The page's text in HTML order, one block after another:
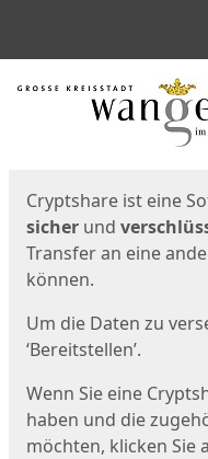
Start
Cryptshare ist eine
sicher und
Transfer an eine
können.
Um die Daten zu
‘Bereitstellen’.
Wenn Sie eine
haben und die
möchten, klicken Sie